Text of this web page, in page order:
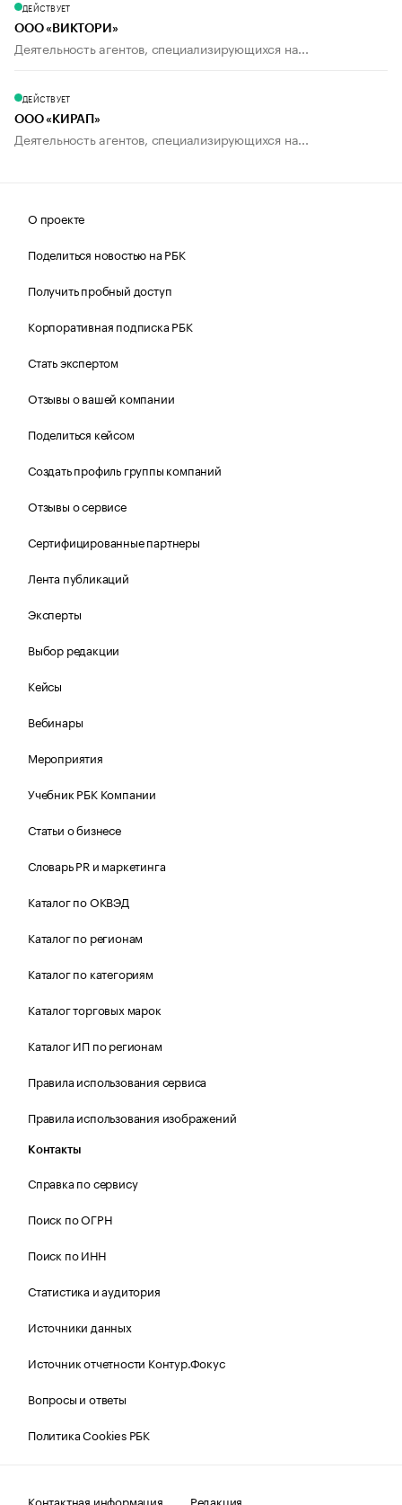
ДЕЙСТВУЕТ
ООО «ВИКТОРИ»
Деятельность агентов, специализирующихся на...
ДЕЙСТВУЕТ
ООО «КИРАП»
Деятельность агентов, специализирующихся на...
О проекте
Поделиться новостью на РБК
Получить пробный доступ
Корпоративная подписка РБК
Стать экспертом
Отзывы о вашей компании
Поделиться кейсом
Создать профиль группы компаний
Отзывы о сервисе
Сертифицированные партнеры
Лента публикаций
Эксперты
Выбор редакции
Кейсы
Вебинары
Мероприятия
Учебник РБК Компании
Статьи о бизнесе
Словарь PR и маркетинга
Каталог по ОКВЭД
Каталог по регионам
Каталог по категориям
Каталог торговых марок
Каталог ИП по регионам
Правила использования сервиса
Правила использования изображений
Контакты
Справка по сервису
Поиск по ОГРН
Поиск по ИНН
Статистика и аудитория
Источники данных
Источник отчетности Контур.Фокус
Вопросы и ответы
Политика Cookies РБК
Контактная информация Редакция